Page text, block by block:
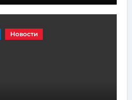
Новости